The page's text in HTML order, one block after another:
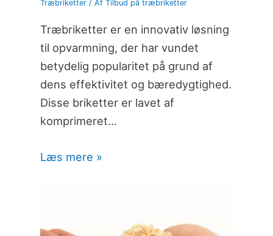
Træbriketter/ Af Tilbud på træbriketter
Træbriketter er en innovativ løsning
til opvarmning, der har vundet
betydelig popularitet på grund af
dens effektivitet og bæredygtighed.
Disse briketter er lavet af
komprimeret…
Læs mere »